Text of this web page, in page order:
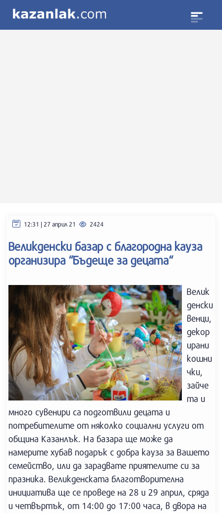
12:31 | 27 април 21 2424
Великденски базар с благородна кауза
организира “Бъдеще за децата“
Велик
денски
венци,
декор
ирани
кошни
чки,
зайче
та и
много сувенири са подготвили децата и
потребителите от няколко социални услуги от
община Казанлък. На базара ще може да
намерите хубав подарък с добра кауза за Вашето
семейство, или да зарадвате приятелите си за
празника. Великденската благотворителна
инициатива ще се проведе на 28 и 29 април, сряда
и четвъртък, от 14:00 до 17:00 часа, в двора на